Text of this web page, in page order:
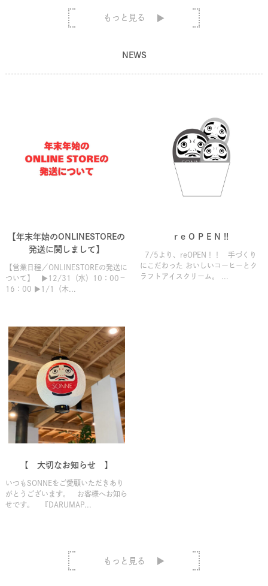
もっと見る
NEWS
【年末年始のONLINESTOREの
発送に関しまして】
【営業日程／ONLINESTOREの発送に
ついて】 ▶12/31（水）10：00－
16：00 ▶1/1（木...
r e O P E N !!
7/5より、reOPEN！！ 手づくり
にこだわった おいしいコーヒーとク
ラフトアイスクリーム。 ...
【 大切なお知らせ 】
いつもSONNEをご愛顧いただきあり
がとうございます。 お客様へお知ら
せです。 『DARUMAP...
もっと見る